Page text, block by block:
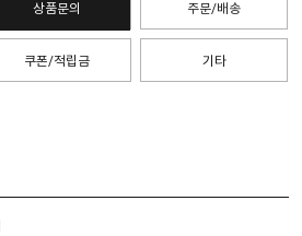
상품문의 주문/배송
쿠폰/적립금 기타